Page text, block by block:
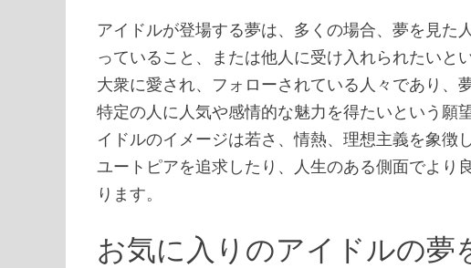
アイドルが登場する夢は、多くの場合、夢を見
っていること、または他人に受け入れられたいと
大衆に愛され、フォローされている人々であり
特定の人に人気や感情的な魅力を得たいという願
イドルのイメージは若さ、情熱、理想主義を象
ユートピアを追求したり、人生のある側面でより
ります。
お気に入りのアイドルの夢